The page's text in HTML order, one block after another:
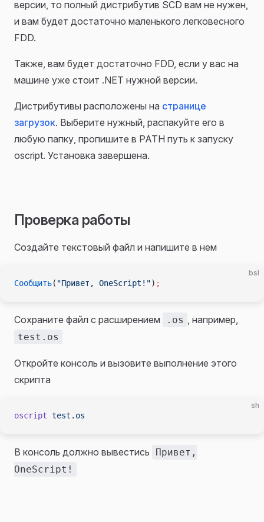
версии, то полный дистрибутив SCD вам не нужен,
и вам будет достаточно маленького легковесного
FDD.
Также, вам будет достаточно FDD, если у вас на
машине уже стоит .NET нужной версии.
Дистрибутивы расположены на странице
загрузок. Выберите нужный, распакуйте его в
любую папку, пропишите в PATH путь к запуску
oscript. Установка завершена.
Проверка работы
Создайте текстовый файл и напишите в нем
bsl
Сообщить( "Привет, OneScript!") ;
Сохраните файл с расширением .os , например,
test.os
Откройте консоль и вызовите выполнение этого
скрипта
sh
oscript test.os
В консоль должно вывестись
Привет,
OneScript!